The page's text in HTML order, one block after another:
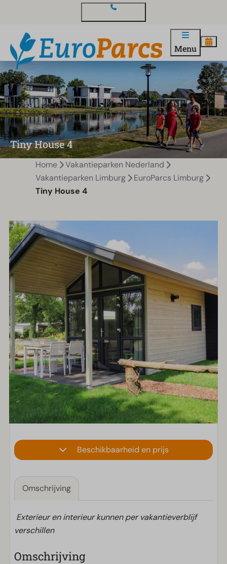
Menu
Tiny House 4
Home
Vakantieparken Nederland
Vakantieparken Limburg
EuroParcs Limburg
Tiny House 4
Beschikbaarheid en prijs
Omschrijving
Exterieur en interieur kunnen per vakantieverblijf
verschillen
Omschrijving